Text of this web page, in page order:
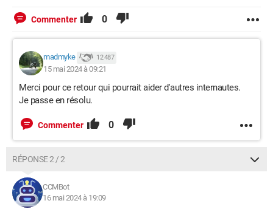
Commenter 0
madmyke 12 487
15 mai 2024 à 09:21
Merci pour ce retour qui pourrait aider d'autres internautes.
Je passe en résolu.
Commenter 0
RÉPONSE 2 / 2
CCMBot
16 mai 2024 à 19:09